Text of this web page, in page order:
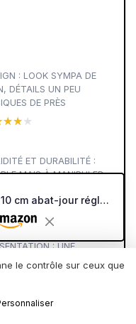
: LOOK SYMPA DE
DÉTAILS UN PEU
DE PRÈS
ET DURABILITÉ :
MAIS À MANIPULER
: UNE
À ARC SIMPLE,
Lampe à arc Marbre 190-210 cm abat-jour réglable en hauteur interrupteur pied E27 salon lampe sur pied lampadaire 190cm - 210cm
le contrôle sur ceux que